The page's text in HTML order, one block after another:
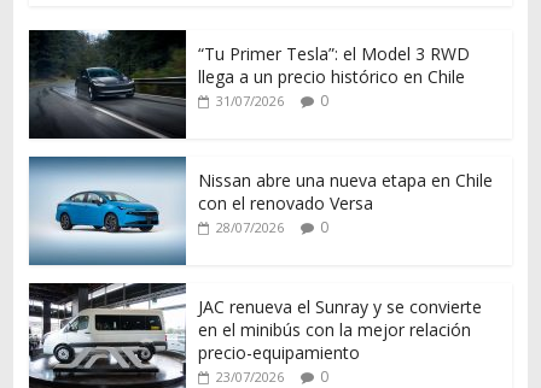
“Tu Primer Tesla”: el Model 3 RWD
llega a un precio histórico en Chile
31/07/2026 0
Nissan abre una nueva etapa en Chile
con el renovado Versa
28/07/2026 0
JAC renueva el Sunray y se convierte
en el minibús con la mejor relación
precio-equipamiento
23/07/2026 0